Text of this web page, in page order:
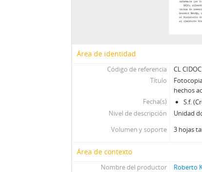
Área de identidad
Código de referencia
CL
Título
hechos
Fecha(s)
S.f.
Nivel de descripción
Unidad
Volumen y soporte
3 hojas
Área de contexto
Nombre del productor
Roberto